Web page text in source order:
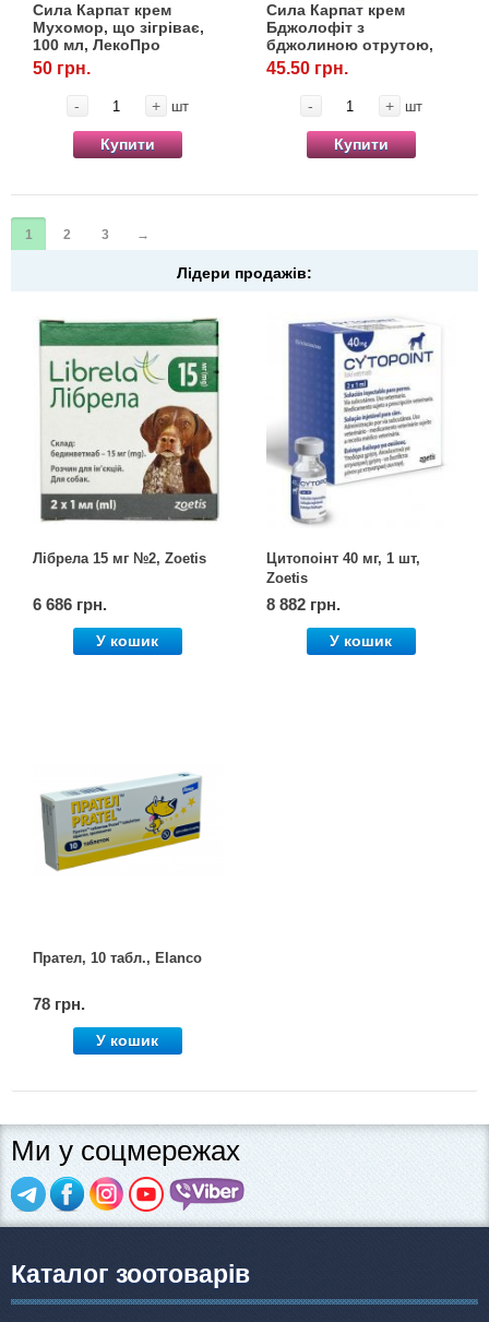
Сила Карпат крем
Мухомор, що зігріває,
100 мл, ЛекоПро
50 грн.
- + шт
Купити
Сила Карпат крем
Бджолофіт з
бджолиною отрутою,
100 мл, ЛекоПро
45.50 грн.
- + шт
Купити
1 2 3 →
Лідери продажів:
Лібрела 15 мг №2, Zoetis
6 686 грн.
У кошик
Цитопоінт 40 мг, 1 шт,
Zoetis
8 882 грн.
У кошик
Прател, 10 табл., Elanco
78 грн.
У кошик
Ми у соцмережах
Каталог зоотоварів